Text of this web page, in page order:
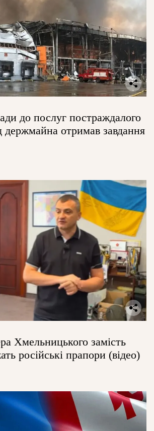
до послуг постраждалого
держмайна отримав завдання
Хмельницького замість
російські прапори (відео)